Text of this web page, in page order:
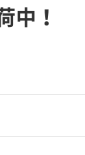
中！